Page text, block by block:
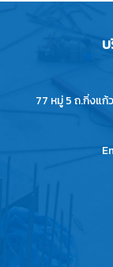
77 หมู่ 5 ถ.กิ่งแก้